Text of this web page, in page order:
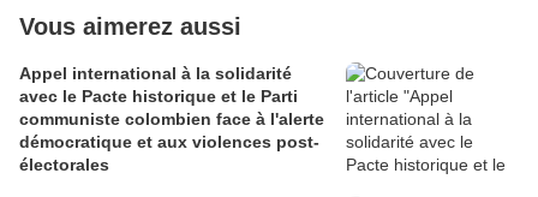
Vous aimerez aussi
Appel international à la solidarité
avec le Pacte historique et le Parti
communiste colombien face à l'alerte
démocratique et aux violences post-
électorales